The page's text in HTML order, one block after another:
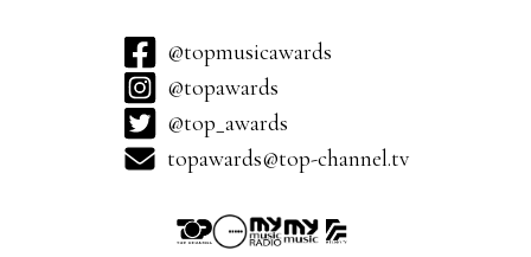
@topmusicawards
@topawards
@top_awards
topawards@top-channel.tv